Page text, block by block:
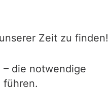
Zeit zu finden!
– die notwendige
führen.